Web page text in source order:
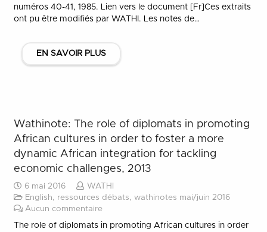
numéros 40-41, 1985. Lien vers le document [Fr]Ces extraits
ont pu être modifiés par WATHI. Les notes de…
EN SAVOIR PLUS
Wathinote: The role of diplomats in promoting
African cultures in order to foster a more
dynamic African integration for tackling
economic challenges, 2013
6 mai 2016
WATHI
English, ressources débats, wathinotes mai/juin 2016
Aucun commentaire
The role of diplomats in promoting African cultures in order